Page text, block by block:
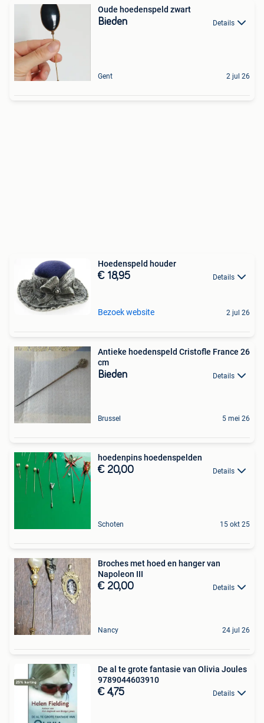
Oude hoedenspeld zwart
Bieden Details
Gent 2 jul 26
Hoedenspeld houder
€ 18,95 Details
Bezoek website 2 jul 26
Antieke hoedenspeld Cristofle France 26
cm
Bieden Details
Brussel 5 mei 26
hoedenpins hoedenspelden
€ 20,00 Details
Schoten 15 okt 25
Broches met hoed en hanger van
Napoleon III
€ 20,00 Details
Nancy 24 jul 26
De al te grote fantasie van Olivia Joules
9789044603910
€ 4,75 Details